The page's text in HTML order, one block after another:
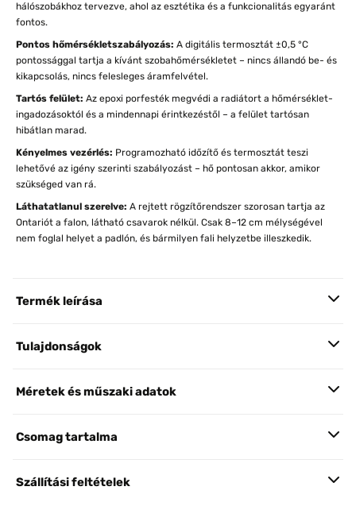
hálószobákhoz tervezve, ahol az esztétika és a funkcionalitás egyaránt
fontos.
Pontos hőmérsékletszabályozás: A digitális termosztát ±0,5 °C
pontossággal tartja a kívánt szobahőmérsékletet – nincs állandó be- és
kikapcsolás, nincs felesleges áramfelvétel.
Tartós felület: Az epoxi porfesték megvédi a radiátort a hőmérséklet-
ingadozásoktól és a mindennapi érintkezéstől – a felület tartósan
hibátlan marad.
Kényelmes vezérlés: Programozható időzítő és termosztát teszi
lehetővé az igény szerinti szabályozást – hő pontosan akkor, amikor
szükséged van rá.
Láthatatlanul szerelve: A rejtett rögzítőrendszer szorosan tartja az
Ontariót a falon, látható csavarok nélkül. Csak 8–12 cm mélységével
nem foglal helyet a padlón, és bármilyen fali helyzetbe illeszkedik.
Termék leírása
Tulajdonságok
Méretek és műszaki adatok
Csomag tartalma
Szállítási feltételek